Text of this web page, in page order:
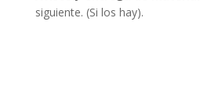
siguiente. (Si los hay).